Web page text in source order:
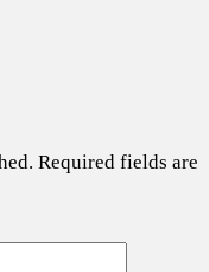
Required fields are